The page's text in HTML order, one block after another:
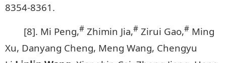
8354-8361.
[8]. Mi Peng,# Zhimin Jia,# Zirui Gao,# Ming
Xu, Danyang Cheng, Meng Wang, Chengyu